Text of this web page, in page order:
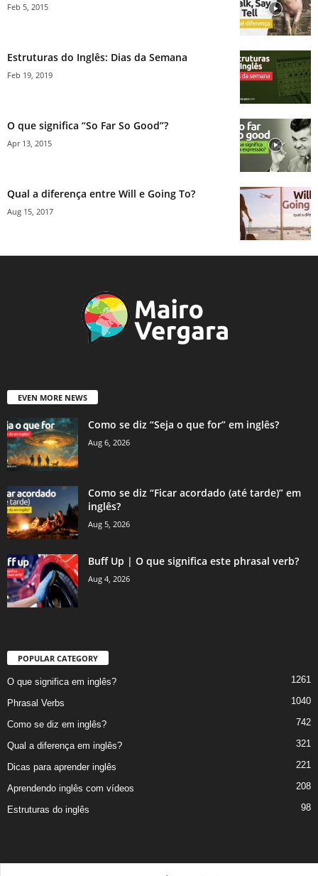
Feb 5, 2015
Estruturas do Inglês: Dias da Semana
Feb 19, 2019
O que significa “So Far So Good”?
Apr 13, 2015
Qual a diferença entre Will e Going To?
Aug 15, 2017
EVEN MORE NEWS
Como se diz “Seja o que for” em inglês?
Aug 6, 2026
Como se diz “Ficar acordado (até tarde)” em
inglês?
Aug 5, 2026
Buff Up | O que significa este phrasal verb?
Aug 4, 2026
POPULAR CATEGORY
O que significa em inglês? 1261
Phrasal Verbs 1040
Como se diz em inglês? 742
Qual a diferença em inglês? 321
Dicas para aprender inglês 221
Aprendendo inglês com vídeos 208
Estruturas do inglês 98